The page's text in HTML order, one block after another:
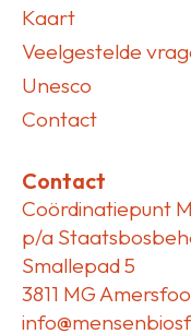
Kaart
Veelgestelde
Unesco
Contact
Contact
Coördinatiepunt
p/a
Smallepad 5
3811 MG